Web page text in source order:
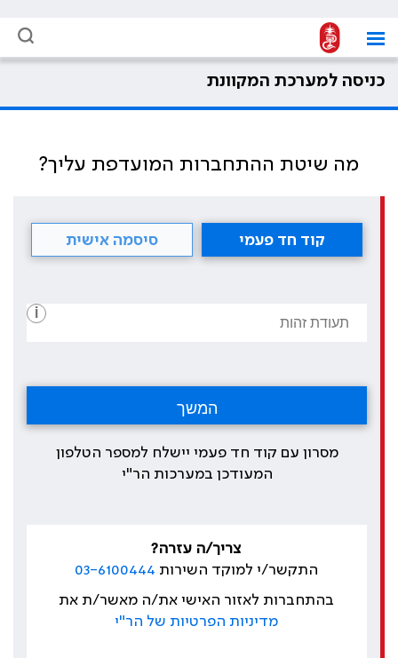
כניסה למערכת המקוונת
מה שיטת ההתחברות המועדפת עליך?
קוד חד פעמי סיסמה אישית
i
מסרון עם קוד חד פעמי יישלח למספר הטלפון
המעודכן במערכות הר"י
צריך/ה עזרה?
התקשר/י למוקד השירות 03-6100444
בהתחברות לאזור האישי את/ה מאשר/ת את
מדיניות הפרטיות של הר"י